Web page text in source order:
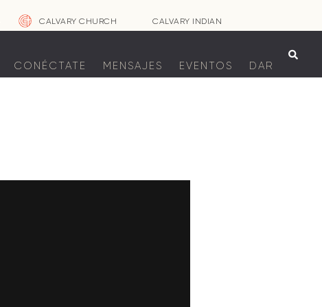
CALVARY CHURCH CALVARY INDIAN

CONÉCTATE MENSAJES EVENTOS DAR